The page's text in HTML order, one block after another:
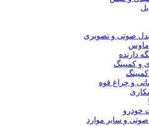
صوتی و تصویری
ماوس
دارنده
و کمپینگ
و چراغ قوه
خودرو
و سایر موارد